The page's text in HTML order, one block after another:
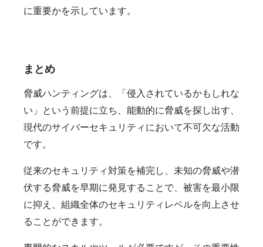
に重要かを示しています。
まとめ
脅威ハンティングは、「侵入されているかもしれな
い」という前提に立ち、能動的に脅威を探し出す、
現代のサイバーセキュリティにおいて不可欠な活動
です。
従来のセキュリティ対策を補完し、未知の脅威や潜
伏する脅威を早期に発見することで、被害を最小限
に抑え、組織全体のセキュリティレベルを向上させ
ることができます。